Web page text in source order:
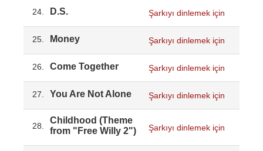
24. D.S. Şarkıyı dinlemek için
25. Money Şarkıyı dinlemek için
26. Come Together Şarkıyı dinlemek için
27. You Are Not Alone Şarkıyı dinlemek için
28.
Childhood (Theme
from "Free Willy 2")
Şarkıyı dinlemek için